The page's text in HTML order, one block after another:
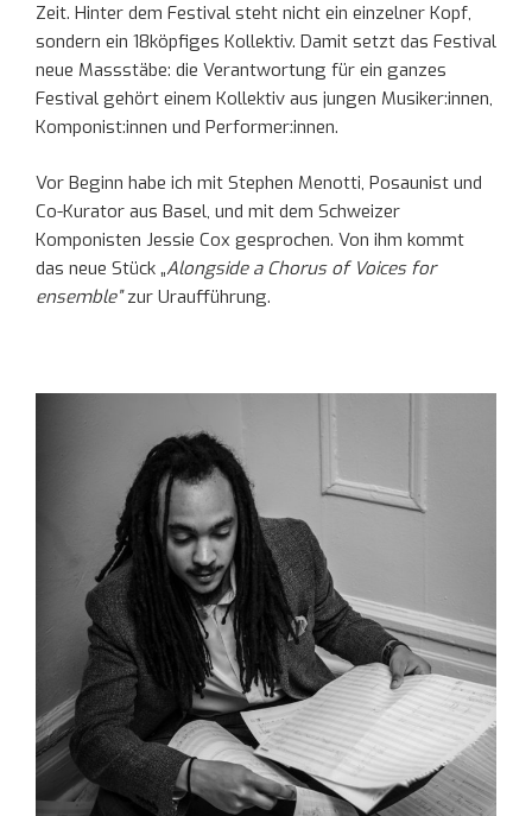
Zeit. Hinter dem Festival steht nicht ein einzelner Kopf,
sondern ein 18köpfiges Kollektiv. Damit setzt das Festival
neue Massstäbe: die Verantwortung für ein ganzes
Festival gehört einem Kollektiv aus jungen Musiker:innen,
Komponist:innen und Performer:innen.
Vor Beginn habe ich mit Stephen Menotti, Posaunist und
Co-Kurator aus Basel, und mit dem Schweizer
Komponisten Jessie Cox gesprochen. Von ihm kommt
das neue Stück „Alongside a Chorus of Voices for
ensemble”zur Uraufführung.